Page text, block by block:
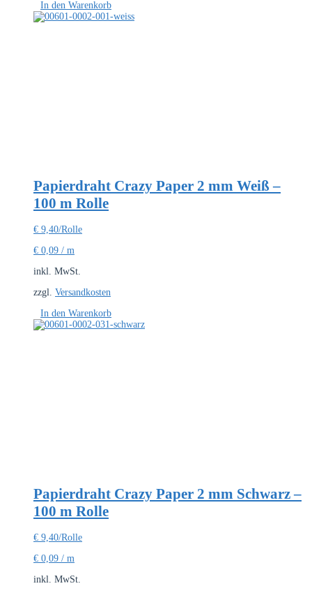
In den Warenkorb
Papierdraht Crazy Paper 2 mm Weiß –
100 m Rolle
€ 9,40/Rolle
€ 0,09 / m
inkl. MwSt.
zzgl. Versandkosten
In den Warenkorb
Papierdraht Crazy Paper 2 mm Schwarz –
100 m Rolle
€ 9,40/Rolle
€ 0,09 / m
inkl. MwSt.